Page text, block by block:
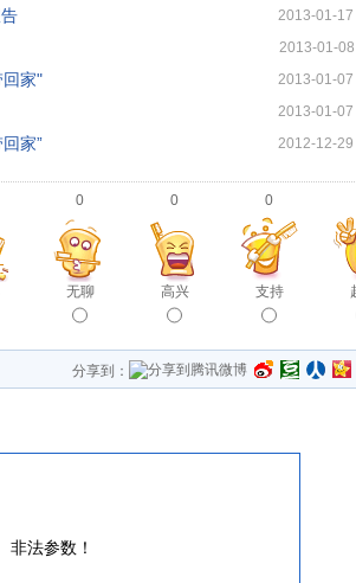
2013-01-17
2013-01-
家" 2013-01-07
2013-01-07
家” 2012-12-29
0
无聊
0
高兴
0
支持
分享到：